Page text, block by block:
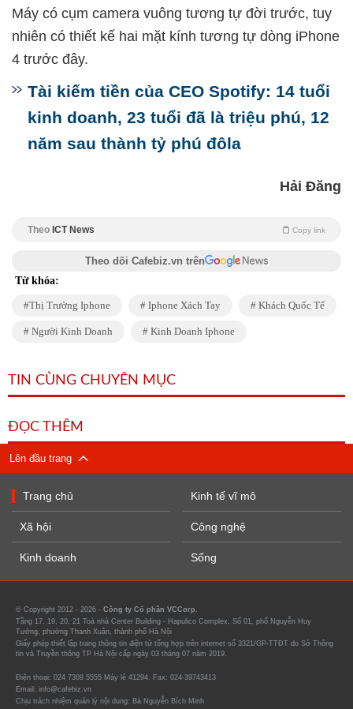
Máy có cụm camera vuông tương tự đời trước, tuy
nhiên có thiết kế hai mặt kính tương tự dòng iPhone
4 trước đây.
Tài kiếm tiền của CEO Spotify: 14 tuổi
kinh doanh, 23 tuổi đã là triệu phú, 12
năm sau thành tỷ phú đôla
Hải Đăng
Theo ICT News Copy link
Theo dõi Cafebiz.vn trên
Từ khóa:
Thị Trường Iphone Iphone Xách Tay Khách Quốc Tế
Người Kinh Doanh Kinh Doanh Iphone
TIN CÙNG CHUYÊN MỤC
ĐỌC THÊM
Lên đầu trang
Trang chủ
Xã hội
Kinh doanh
Kinh tế vĩ mô
Công nghệ
Sống
© Copyright 2012 - 2026 - Công ty Cổ phần VCCorp.
Tầng 17, 19, 20, 21 Toà nhà Center Building - Hapulico Complex, Số 01, phố Nguyễn Huy
Tưởng, phường Thanh Xuân, thành phố Hà Nội
Giấy phép thiết lập trang thông tin điện tử tổng hợp trên internet số 3321/GP-TTĐT do Sở Thông
tin và Truyền thông TP Hà Nội cấp ngày 03 tháng 07 năm 2019.
Điện thoại: 024 7309 5555 Máy lẻ 41294. Fax: 024-39743413
Email: info@cafebiz.vn
Chịu trách nhiệm quản lý nội dung: Bà Nguyễn Bích Minh